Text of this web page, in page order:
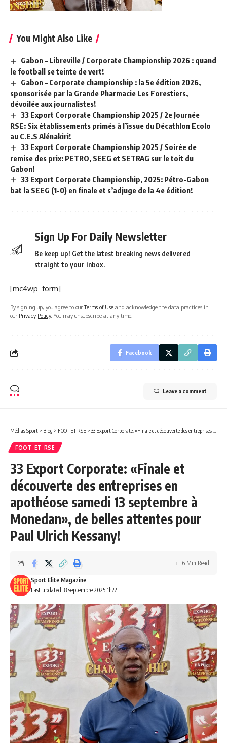
You Might Also Like
Gabon – Libreville / Corporate Championship 2026 : quand
le football se teinte de vert!
Gabon – Corporate championship : la 5e édition 2026,
sponsorisée par la Grande Pharmacie Les Forestiers,
dévoilée aux journalistes!
33 Export Corporate Championship 2025 / 2e Journée
RSE: Six établissements primés à l’issue du Décathlon Ecolo
au C.E.S Alénakiri!
33 Export Corporate Championship 2025 / Soirée de
remise des prix: PETRO, SEEG et SETRAG sur le toit du
Gabon!
33 Export Corporate Championship, 2025: Pétro-Gabon
bat la SEEG (1-0) en finale et s’adjuge de la 4e édition!
Sign Up For Daily Newsletter
Be keep up! Get the latest breaking news delivered
straight to your inbox.
[mc4wp_form]
By signing up, you agree to ourTerms of Use and acknowledge the data practices in
our Privacy Policy. You may unsubscribe at any time.
Facebook
Leave a comment
Médias Sport > Blog > FOOT ET RSE > 33 Export Corporate: «Finale et découverte des entreprises en apothéose samedi 13 septembre à Monedan», de belles attentes pour Paul Ulrich Kessany!
FOOT ET RSE
33 Export Corporate: «Finale et
découverte des entreprises en
apothéose samedi 13 septembre à
Monedan», de belles attentes pour
Paul Ulrich Kessany!
Last updated: 8 septembre 2025 1h22
Sport Elite Magazine
6 Min Read